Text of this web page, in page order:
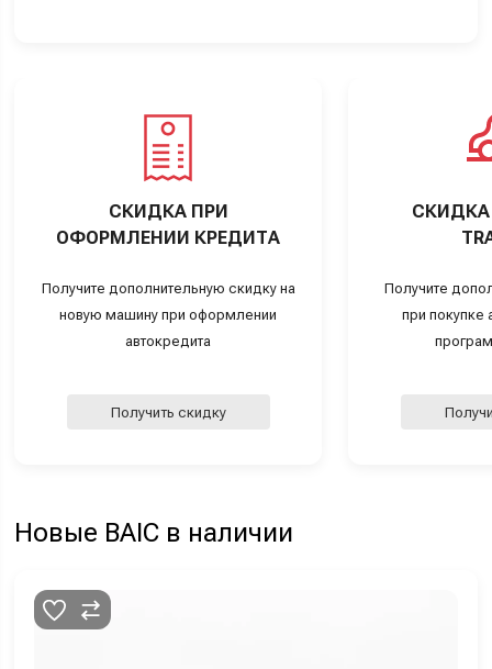
СКИДКА ПРИ
ОФОРМЛЕНИИ КРЕДИТА
Получите дополнительную скидку на
новую машину при оформлении
автокредита
Получить скидку
СКИДКА
Получите
при покупке
Новые BAIC в наличии